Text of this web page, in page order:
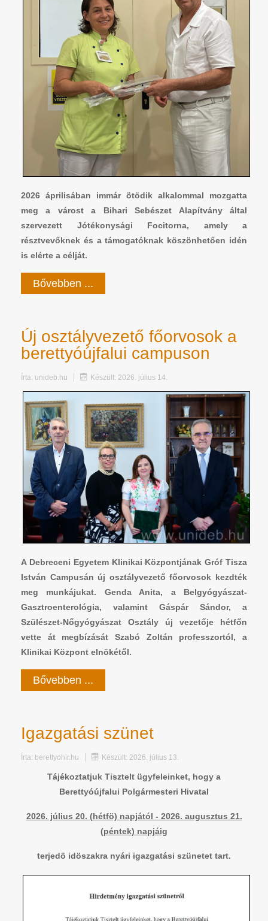
2026 áprilisában immár ötödik alkalommal mozgatta
meg a várost a Bihari Sebészet Alapítvány által
szervezett Jótékonysági Focitorna, amely a
résztvevőknek és a támogatóknak köszönhetően idén
is elérte a célját.
Bővebben ...
Új osztályvezető főorvosok a
berettyóújfalui campuson
Írta: unideb.hu Készült: 2026. július 14.
A Debreceni Egyetem Klinikai Központjának Gróf Tisza
István Campusán új osztályvezető főorvosok kezdték
meg munkájukat. Genda Anita, a Belgyógyászat-
Gasztroenterológia, valamint Gáspár Sándor, a
Szülészet-Nőgyógyászat Osztály új vezetője hétfőn
vette át megbízását Szabó Zoltán professzortól, a
Klinikai Központ elnökétől.
Bővebben ...
Igazgatási szünet
Írta: berettyohir.hu Készült: 2026. július 13.
Tájékoztatjuk Tisztelt ügyfeleinket, hogy a
Berettyóújfalui Polgármesteri Hivatal
2026. július 20. (hétfö) napjától - 2026. augusztus 21.
(péntek) napjáig
terjedö idöszakra nyári igazgatási szünetet tart.